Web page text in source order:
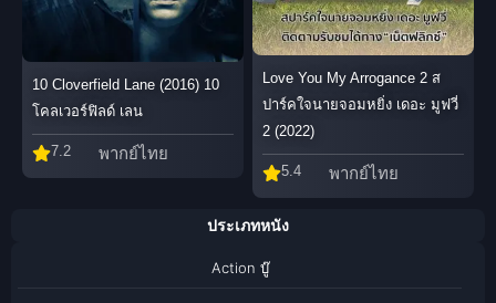
10 Cloverfield Lane (2016) 10
โคลเวอร์ฟิลด์ เลน
7.2 พากย์ไทย
Love You My Arrogance 2 ส
ปาร์คใจนายจอมหยิ่ง เดอะ มูฟวี่
2 (2022)
5.4 พากย์ไทย
ประเภทหนัง
Action บู๊